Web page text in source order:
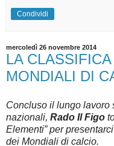
Condividi
mercoledì 26 novembre 2014
LA
MONDIALI DI
Concluso il lungo lavoro
nazionali, Rado Il Figo
Elementi” per
dei Mondiali di calcio.